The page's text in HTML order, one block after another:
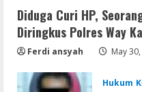
4
Remux
August
Diduga Curi HP,
Diringkus Polres Way
Ferdi ansyah May
Hukum